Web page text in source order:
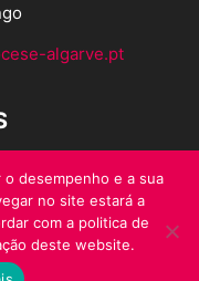
algarve.pt
desempenho e a sua
no site estará a
com a politica de
deste website.